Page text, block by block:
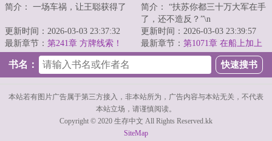
简介： 一场车祸，让王聪获得了
“死亡回档”的能力！?\n正当他
准...
更新时间：2026-03-03 23:37:32
最新章节： 第241章 方牌线索！
简介： “扶苏你都三十万大军在手
了，还不造反？”\n
“等秦始皇死...
更新时间：2026-03-03 23:39:57
最新章节： 第1071章 在船上加上
火炮口！
书名：
本站若有图片广告属于第三方接入，非本站所为，广告内容与本站无关，不代表
本站立场，请谨慎阅读。
Copyright © 2020 生存中文 All Rights Reserved.kk
SiteMap